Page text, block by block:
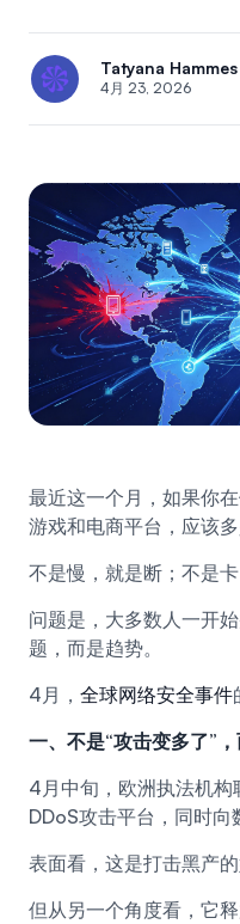
Tatyana Hammes
4月 23, 2026
最近这一个月，如果你
游戏和电商平台，应该
不是慢，就是断；不是卡
问题是，大多数人一开
题，而是趋势。
4月， 全球网络安全事件
一、不是“攻击变多了”
4月中旬，欧洲执法机
DDoS攻击平台，同时向
表面看，这是打击黑产的
但从另一个角度看，它